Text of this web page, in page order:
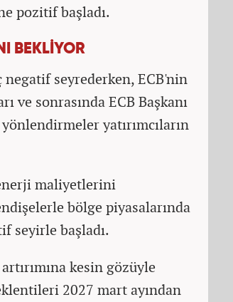
pozitif başladı.
BEKLİYOR
seyrederken, ECB'nin
ve sonrasında ECB Başkanı
yatırımcıların
maliyetlerini
bölge piyasalarında
seyirle başladı.
kesin gözüyle
2027 mart ayından